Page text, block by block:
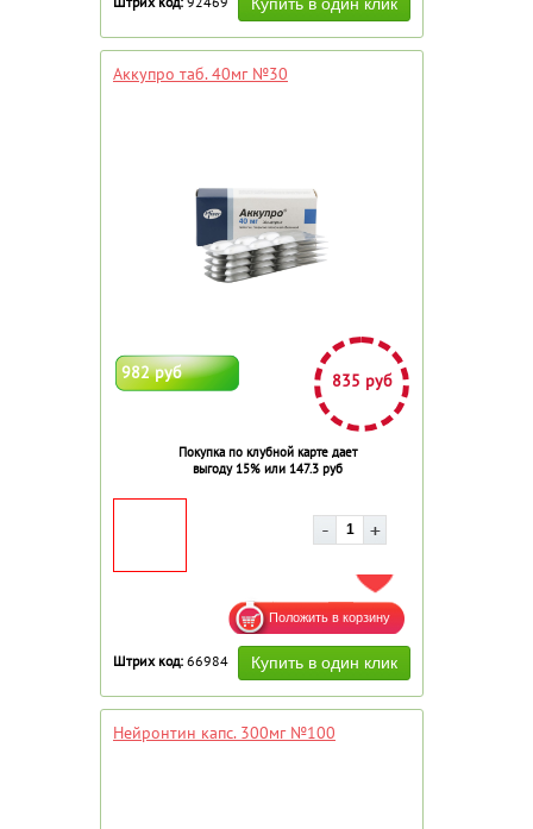
Аккупро таб. 40мг №30
982 руб 835 руб
Покупка по клубной карте дает
выгоду 15% или 147.3 руб
ДОБАВИТЬ В ИЗБРАННОЕ
Штрих код: 66984
Нейронтин капс. 300мг №100